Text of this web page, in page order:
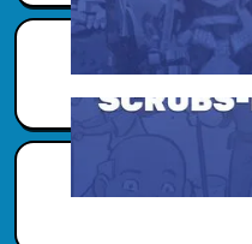
Scubs Zusatzwissen